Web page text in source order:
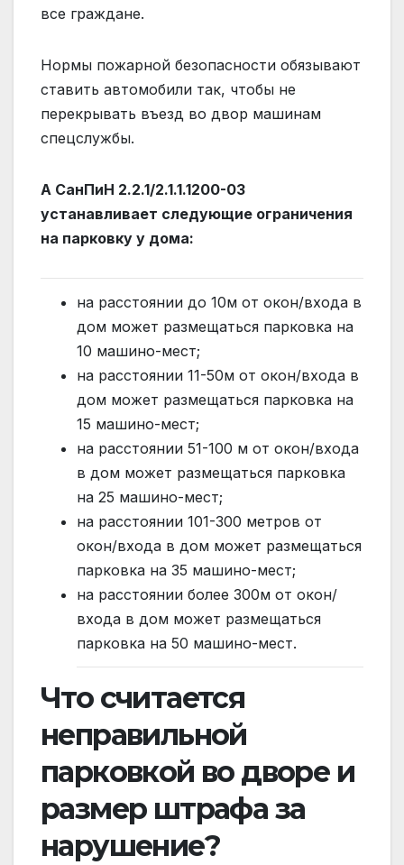
все граждане.
Нормы пожарной безопасности обязывают
ставить автомобили так, чтобы не
перекрывать въезд во двор машинам
спецслужбы.
А СанПиН 2.2.1/2.1.1.1200-03
устанавливает следующие ограничения
на парковку у дома:
на расстоянии до 10м от окон/входа в
дом может размещаться парковка на
10 машино-мест;
на расстоянии 11-50м от окон/входа в
дом может размещаться парковка на
15 машино-мест;
на расстоянии 51-100 м от окон/входа
в дом может размещаться парковка
на 25 машино-мест;
на расстоянии 101-300 метров от
окон/входа в дом может размещаться
парковка на 35 машино-мест;
на расстоянии более 300м от окон/
входа в дом может размещаться
парковка на 50 машино-мест.
Что считается
неправильной
парковкой во дворе и
размер штрафа за
нарушение?